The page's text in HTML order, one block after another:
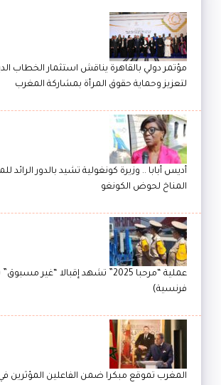
مؤتمر دولي بالقاهرة يناقش استثمار الخطاب
لتعزيز وحماية حقوق المرأة بمشاركة المغرب
أديس أبابا .. وزيرة كونغولية تشيد بالدور الرائد
المناخ لحوض الكونغو
عملية “مرحبا 2025” تشهد إقبالا “غير
فرنسية)
المغرب تموقع مبكرا ضمن الفاعلين المؤثرين في